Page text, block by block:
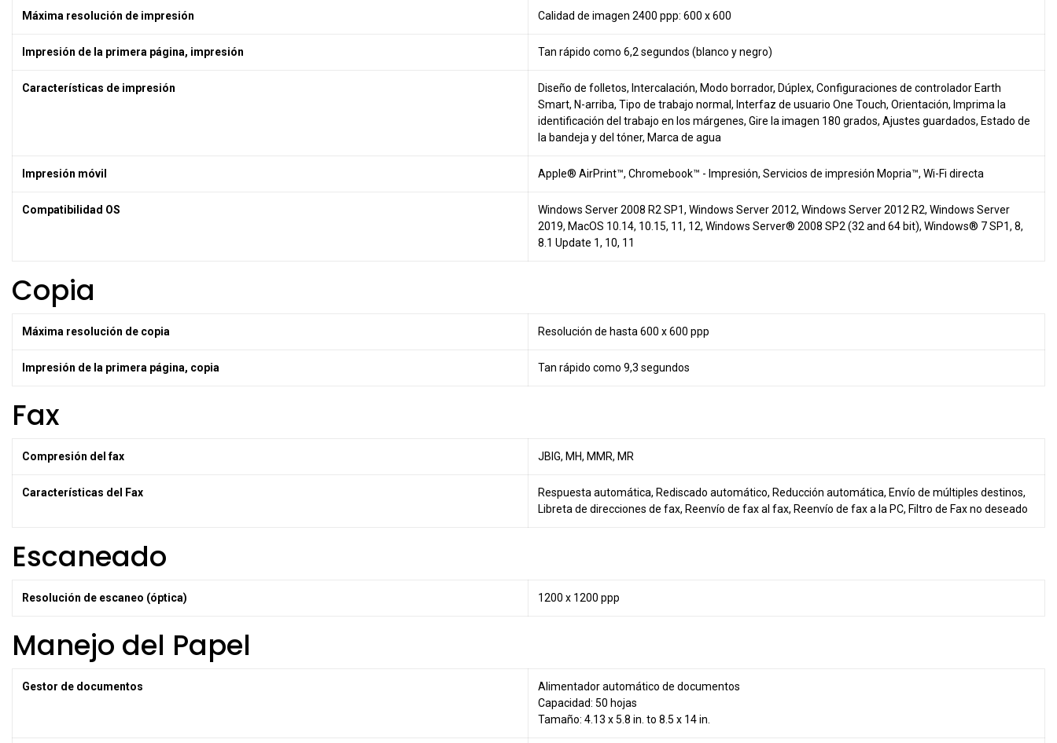
Máxima resolución de impresión Calidad de imagen 2400 ppp: 600 x 600
Impresión de la primera página, impresión Tan rápido como 6,2 segundos (blanco y negro)
Características de impresión
Diseño de folletos, Intercalación, Modo borrador, Dúplex, Configuraciones de controlador Earth
Smart, N-arriba, Tipo de trabajo normal, Interfaz de usuario One Touch, Orientación, Imprima la
identificación del trabajo en los márgenes, Gire la imagen 180 grados, Ajustes guardados, Estado de
la bandeja y del tóner, Marca de agua
Impresión móvil Apple® AirPrint™, Chromebook™ - Impresión, Servicios de impresión Mopria™, Wi-Fi directa
Compatibilidad OS
Windows Server 2008 R2 SP1, Windows Server 2012, Windows Server 2012 R2, Windows Server
2019, MacOS 10.14, 10.15, 11, 12, Windows Server® 2008 SP2 (32 and 64 bit), Windows® 7 SP1, 8,
8.1 Update 1, 10, 11
Copia
Máxima resolución de copia Resolución de hasta 600 x 600 ppp
Impresión de la primera página, copia Tan rápido como 9,3 segundos
Fax
Compresión del fax JBIG, MH, MMR, MR
Características del Fax
Respuesta automática, Rediscado automático, Reducción automática, Envío de múltiples destinos,
Libreta de direcciones de fax, Reenvío de fax al fax, Reenvío de fax a la PC, Filtro de Fax no deseado
Escaneado
Resolución de escaneo (óptica) 1200 x 1200 ppp
Manejo del Papel
Gestor de documentos
Alimentador automático de documentos
Capacidad: 50 hojas
Tamaño: 4.13 x 5.8 in. to 8.5 x 14 in.